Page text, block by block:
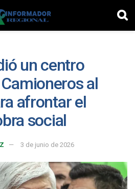
un centro
al
afrontar el
social
3 de junio de 2026